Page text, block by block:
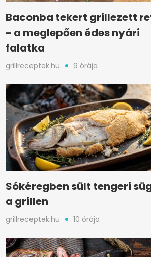
Baconba tekert grillezett
- a meglepően édes nyári
falatka
grillreceptek.hu 9 órája
Sókéregben sült tengeri
a grillen
grillreceptek.hu 10 órája